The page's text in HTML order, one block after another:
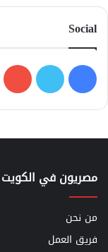
Social
فيسبوك
تويتر
مصريون في الكويت
من نحن
فريق العمل